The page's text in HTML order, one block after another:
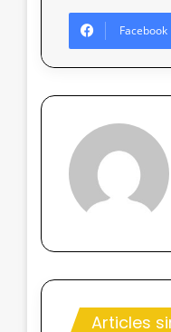
Facebook
Articles